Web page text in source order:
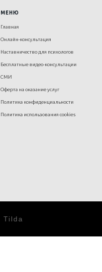
МЕНЮ
Главная
Онлайн-консультация
Наставничество для психологов
Бесплатные видео-консультации
СМИ
Оферта на оказание услуг
Политика конфиденциальности
Политика использования cookies
Tilda